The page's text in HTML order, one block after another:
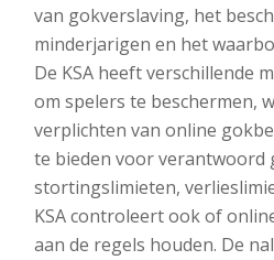
van gokverslaving, het
minderjarigen en het
De KSA heeft verschillende
om spelers te beschermen,
verplichten van online
te bieden voor verantwoord
stortingslimieten,
KSA controleert ook of
aan de regels houden. De